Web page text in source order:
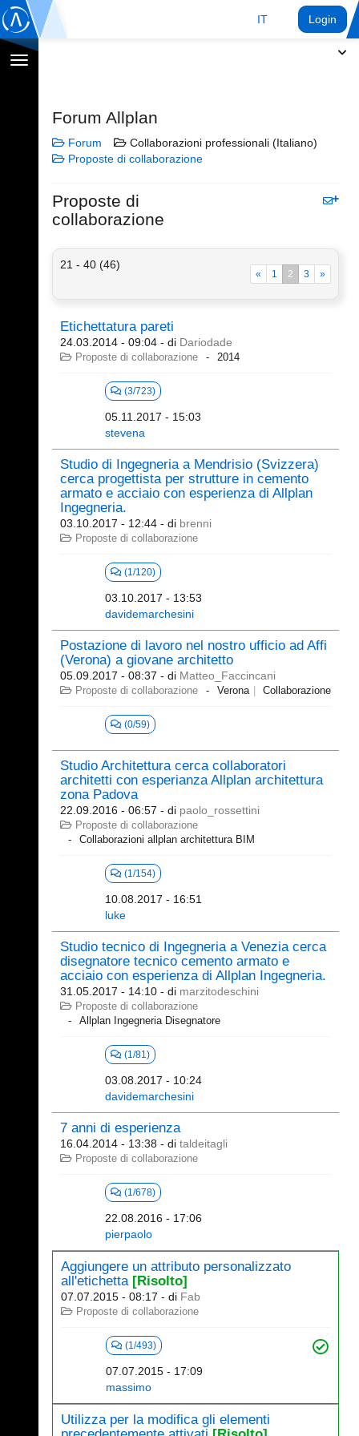
IT Login
Toggle
Forum Allplan
Forum
Collaborazioni professionali (Italiano)
Proposte di collaborazione
Proposte di
collaborazione
21 - 40 (46)
« 1 2 3 »
Etichettatura pareti
24.03.2014 - 09:04 - di Dariodade
Proposte di collaborazione 2014
(3/723)
05.11.2017 - 15:03
stevena
Studio di Ingegneria a Mendrisio (Svizzera)
cerca progettista per strutture in cemento
armato e acciaio con esperienza di Allplan
Ingegneria.
03.10.2017 - 12:44 - di brenni
Proposte di collaborazione
(1/120)
03.10.2017 - 13:53
davidemarchesini
Postazione di lavoro nel nostro ufficio ad Affi
(Verona) a giovane architetto
05.09.2017 - 08:37 - di Matteo_Faccincani
Proposte di collaborazione Verona Collaborazione
(0/59)
Studio Architettura cerca collaboratori
architetti con esperianza Allplan architettura
zona Padova
22.09.2016 - 06:57 - di paolo_rossettini
Proposte di collaborazione
Collaborazioni allplan architettura BIM
(1/154)
10.08.2017 - 16:51
luke
Studio tecnico di Ingegneria a Venezia cerca
disegnatore tecnico cemento armato e
acciaio con esperienza di Allplan Ingegneria.
31.05.2017 - 14:10 - di marzitodeschini
Proposte di collaborazione
Allplan Ingegneria Disegnatore
(1/81)
03.08.2017 - 10:24
davidemarchesini
7 anni di esperienza
16.04.2014 - 13:38 - di taldeitagli
Proposte di collaborazione
(1/678)
22.08.2016 - 17:06
pierpaolo
Aggiungere un attributo personalizzato
all'etichetta [Risolto]
07.07.2015 - 08:17 - di Fab
Proposte di collaborazione
(1/493)
07.07.2015 - 17:09
massimo
Utilizza per la modifica gli elementi